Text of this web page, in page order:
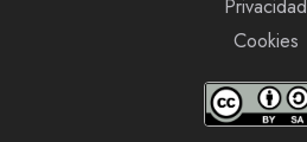
Privacidad
Cookies